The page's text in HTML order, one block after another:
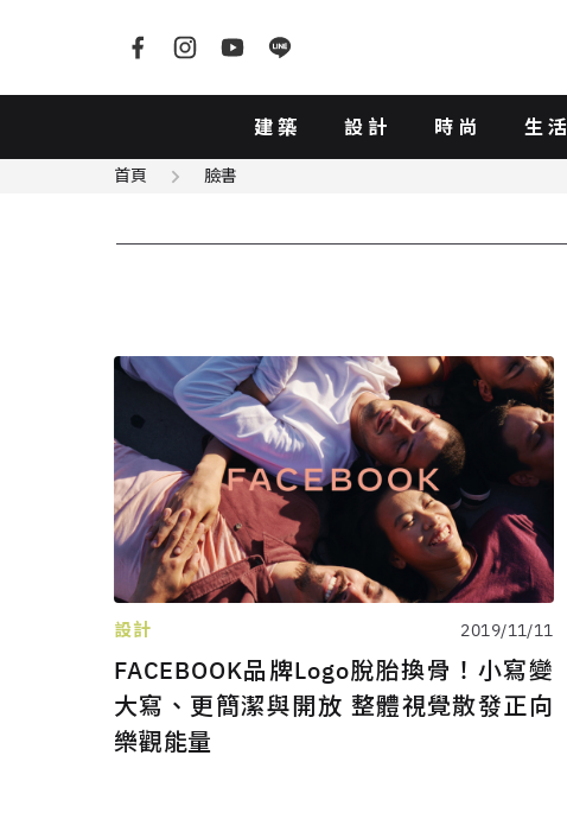
建築 設計 時尚 生活
首頁 臉書
設計 2019/11/11
FACEBOOK品牌Logo脫胎換骨！小寫變
大寫、更簡潔與開放 整體視覺散發正向
樂觀能量